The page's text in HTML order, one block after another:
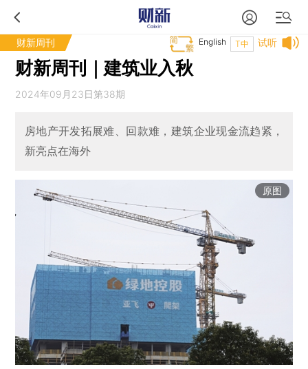
财新周刊 试听
T中
English
财新周刊｜建筑业入秋
2024年09月23日第38期
房地产开发拓展难、回款难，建筑企业现金流趋紧，
新亮点在海外
原图